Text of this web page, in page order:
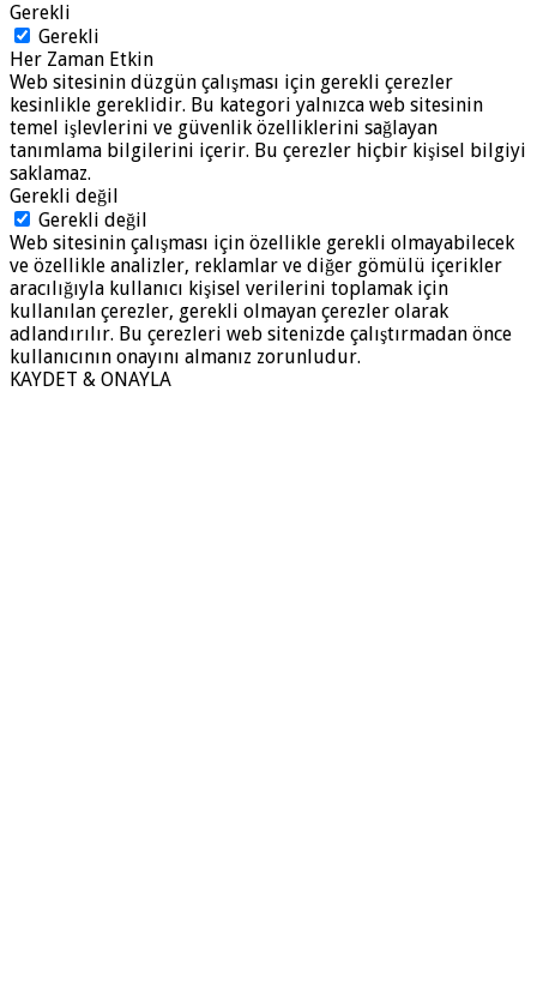
Gerekli
Gerekli
Her Zaman Etkin
Web sitesinin düzgün çalışması için gerekli çerezler
kesinlikle gereklidir. Bu kategori yalnızca web sitesinin
temel işlevlerini ve güvenlik özelliklerini sağlayan
tanımlama bilgilerini içerir. Bu çerezler hiçbir kişisel bilgiyi
saklamaz.
Gerekli değil
Gerekli değil
Web sitesinin çalışması için özellikle gerekli olmayabilecek
ve özellikle analizler, reklamlar ve diğer gömülü içerikler
aracılığıyla kullanıcı kişisel verilerini toplamak için
kullanılan çerezler, gerekli olmayan çerezler olarak
adlandırılır. Bu çerezleri web sitenizde çalıştırmadan önce
kullanıcının onayını almanız zorunludur.
KAYDET & ONAYLA